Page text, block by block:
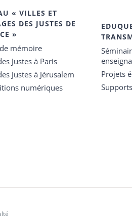
« VILLES ET
DES JUSTES DE
»
mémoire
Justes à Paris
Justes à Jérusalem
numériques
Projets
Supports